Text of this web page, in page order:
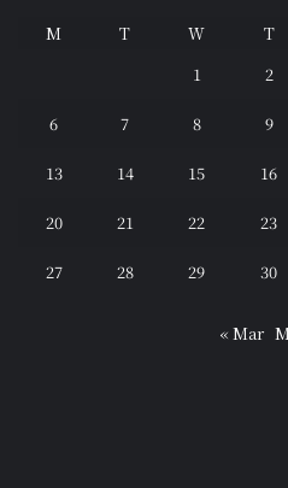
M T W T
1
2
6 7 8 9
13 14 15 16
20 21 22 23
27 28 29 30
« Mar